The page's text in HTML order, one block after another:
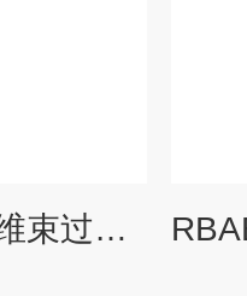
RBAE高效快速纤维束过滤器多少钱一台 过滤设备 纤维球过滤器